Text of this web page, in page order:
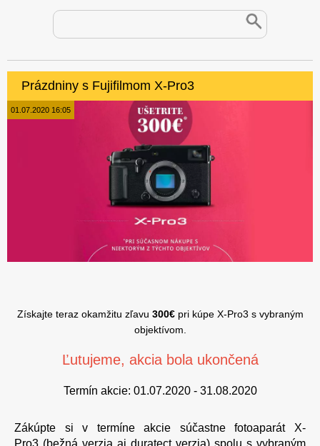
Prázdniny s Fujifilmom X-Pro3
01.07.2020 16:05
Získajte teraz okamžitu zľavu 300€ pri kúpe X-Pro3 s vybraným
objektívom.
Ľutujeme, akcia bola ukončená
Termín akcie: 01.07.2020 - 31.08.2020
Zákúpte si v termíne akcie súčastne fotoaparát X-
Pro3 (bežná verzia aj duratect verzia) spolu s vybraným